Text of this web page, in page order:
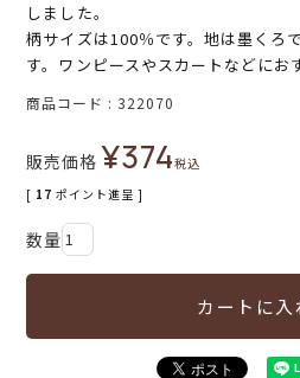
しました。
柄サイズは100％です。地は墨くろ
す。ワンピースやスカートなどにお
商品コード 322070
販売価格 ¥374税込
[ 17 ポイント進呈 ]
カートに入